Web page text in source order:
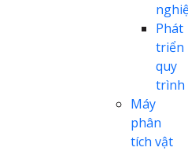
Phát
triển
quy
trình
Máy
phân
tích vật